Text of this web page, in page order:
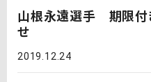
山根永遠選手 期限付
せ
2019.12.24